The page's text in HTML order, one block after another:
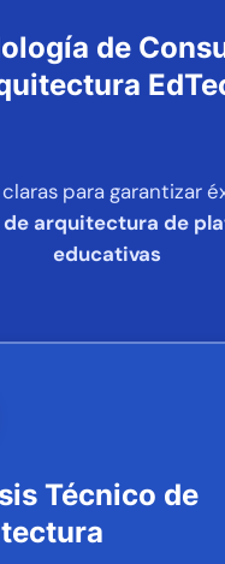
de
para garantizar
arquitectura de
educativas
Técnico de